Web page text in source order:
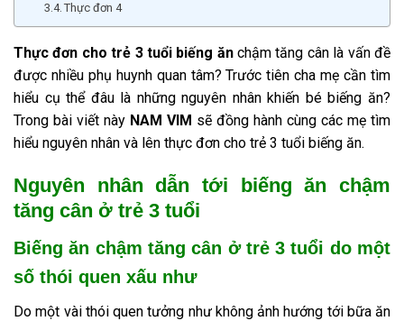
Thực đơn 4
Thực đơn cho trẻ 3 tuổi biếng ănchậm tăng cân là vấn đề
được nhiều phụ huynh quan tâm? Trước tiên cha mẹ cần tìm
hiểu cụ thể đâu là những nguyên nhân khiến bé biếng ăn?
Trong bài viết này NAM VIM sẽ đồng hành cùng các mẹ tìm
hiểu nguyên nhân và lên thực đơn cho trẻ 3 tuổi biếng ăn.
Nguyên nhân dẫn tới biếng ăn chậm
tăng cân ở trẻ 3 tuổi
Biếng ăn chậm tăng cân ở trẻ 3 tuổi do một
số thói quen xấu như
Do một vài thói quen tưởng như không ảnh hướng tới bữa ăn